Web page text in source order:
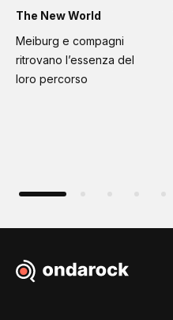
The New World
Meiburg e compagni
ritrovano l’essenza del
loro percorso